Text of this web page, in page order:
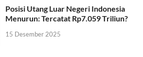
Posisi Utang Luar Negeri Indonesia
Menurun: Tercatat Rp7.059 Triliun?
15 Desember 2025